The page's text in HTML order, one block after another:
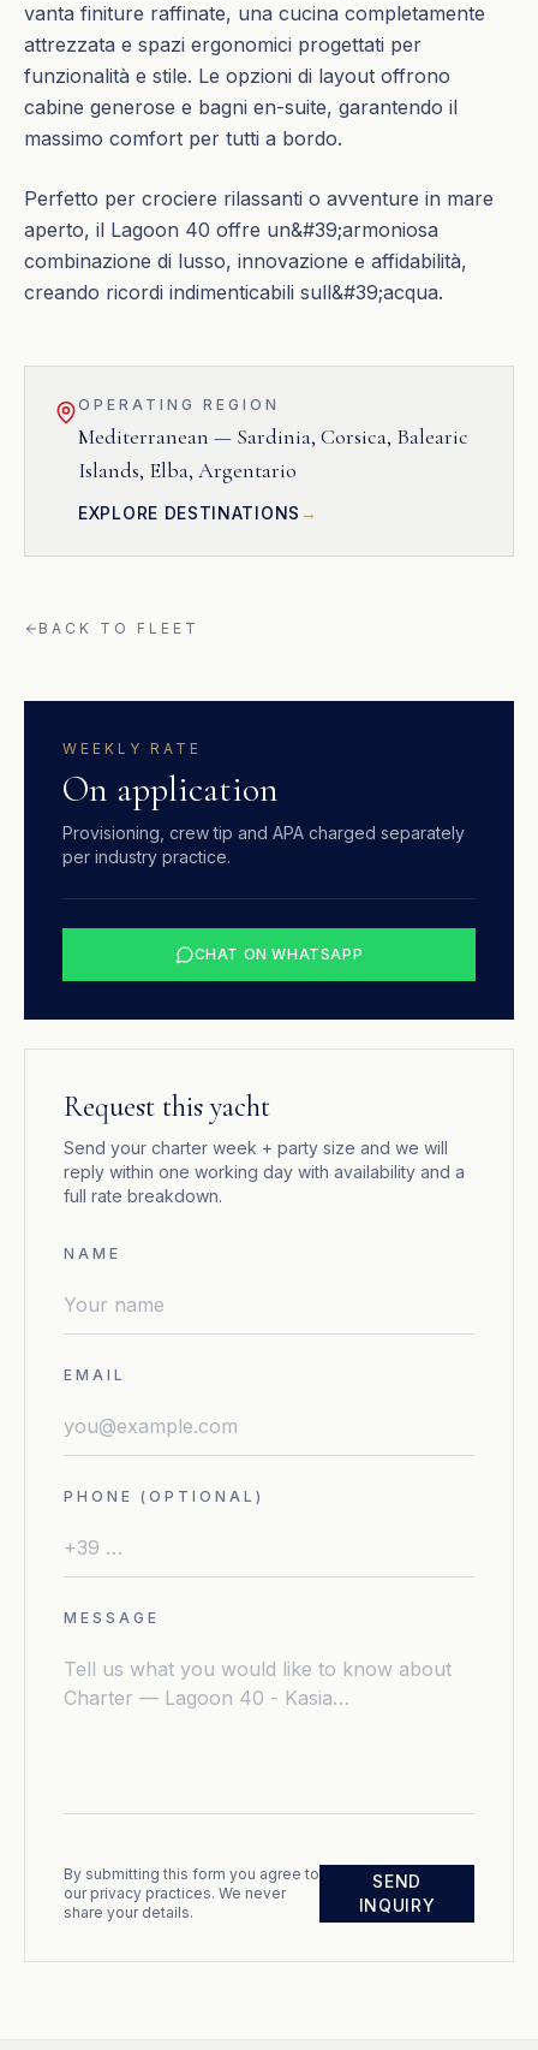
vanta finiture raffinate, una cucina completamente
attrezzata e spazi ergonomici progettati per
funzionalità e stile. Le opzioni di layout offrono
cabine generose e bagni en-suite, garantendo il
massimo comfort per tutti a bordo.
Perfetto per crociere rilassanti o avventure in mare
aperto, il Lagoon 40 offre un&#39;armoniosa
combinazione di lusso, innovazione e affidabilità,
creando ricordi indimenticabili sull&#39;acqua.
OPERATING REGION
Mediterranean — Sardinia, Corsica, Balearic
Islands, Elba, Argentario
EXPLORE DESTINATIONS
BACK TO FLEET
WEEKLY RATE
On application
Provisioning, crew tip and APA charged separately
per industry practice.
CHAT ON WHATSAPP
Request this yacht
Send your charter week + party size and we will
reply within one working day with availability and a
full rate breakdown.
NAME
EMAIL
PHONE (OPTIONAL)
MESSAGE
By submitting this form you agree to
our privacy practices. We never
share your details.
SEND
INQUIRY